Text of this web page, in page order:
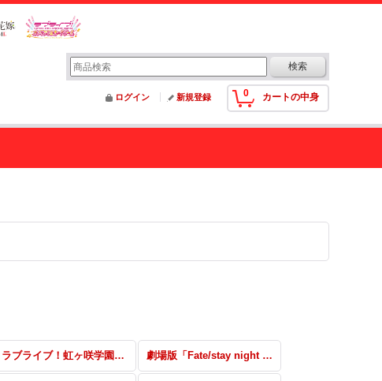
0 カートの中身
ログイン 新規登録
ラブライブ！虹ヶ咲学園スクールアイドル同好会 トライアルデッキ+ feat.スクールアイドルフェスティバル ALL STARS 劇場版「Fate/stay night [Heaven’s Feel]」Vol.2 SEC・SP・RRR・SR・PR